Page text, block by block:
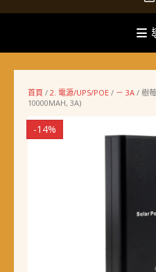
首頁 / 2. 電源/UPS/POE / － 3A / 樹
10000MAH, 3A)
-14%